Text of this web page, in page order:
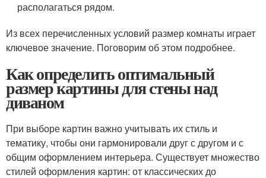
располагаться рядом.
Из всех перечисленных условий размер комнаты играет
ключевое значение. Поговорим об этом подробнее.
Как определить оптимальный
размер картины для стены над
диваном
При выборе картин важно учитывать их стиль и
тематику, чтобы они гармонировали друг с другом и с
общим оформлением интерьера. Существует множество
стилей оформления картин: от классических до